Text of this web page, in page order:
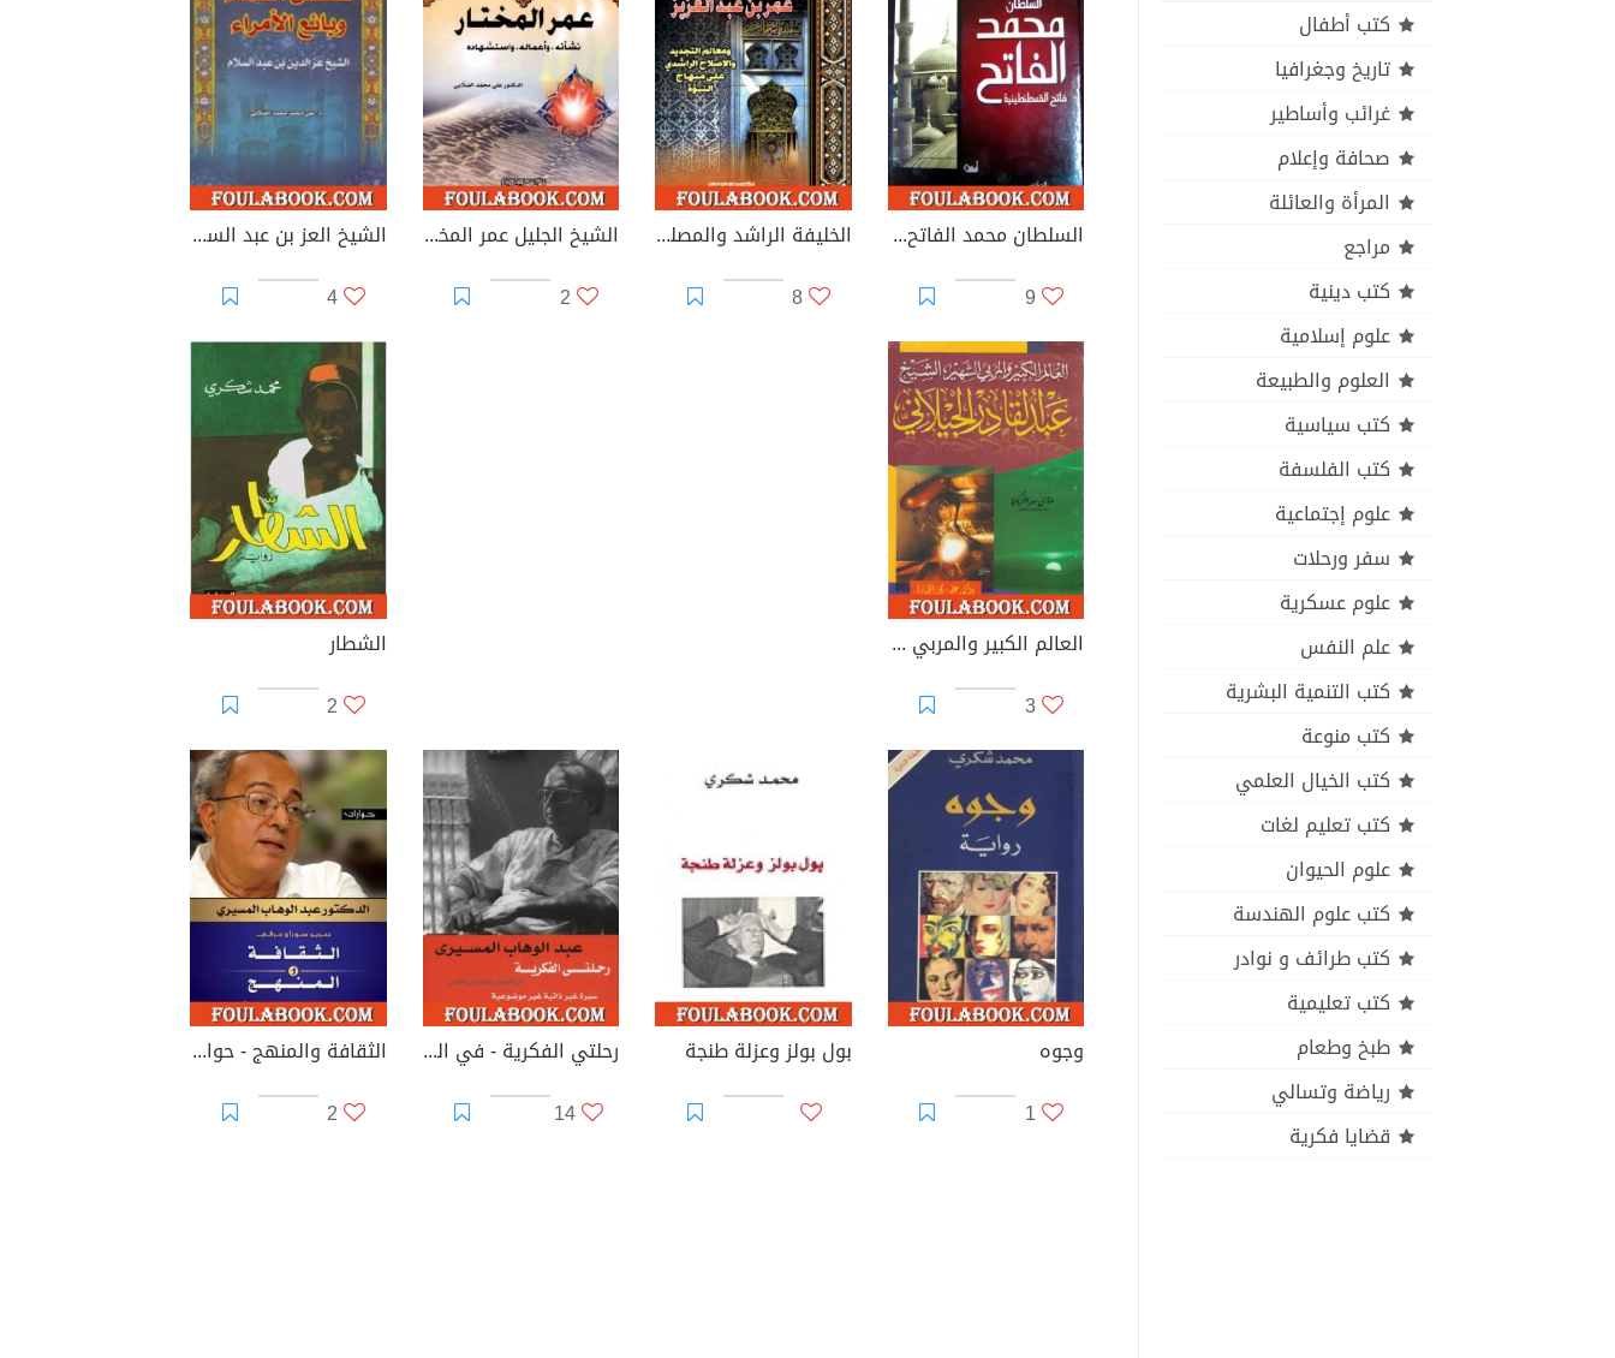
كتب أطفال
تاريخ وجغرافيا
غرائب وأساطير
صحافة وإعلام
المرأة والعائلة
مراجع
كتب دينية
علوم إسلامية
العلوم والطبيعة
كتب سياسية
كتب الفلسفة
علوم إجتماعية
سفر ورحلات
علوم عسكرية
علم النفس
كتب التنمية البشرية
كتب منوعة
كتب الخيال العلمي
كتب تعليم لغات
علوم الحيوان
كتب علوم الهندسة
كتب طرائف و نوادر
كتب تعليمية
طبخ وطعام
رياضة وتسالي
قضايا فكرية
السلطان محمد الفاتح - فاتح القسطنطينية
9
الخليفة الراشد والمصلح الكبير عمر بن عبد العزيز
8
الشيخ الجليل عمر المختار
2
الشيخ العز بن عبد السلام - سلطان العلماء وبائع الأمراء
4
العالم الكبير والمربي الشهير الشيخ عبد القادر الجيلاني
3
الشطار
2
وجوه
1
بول بولز وعزلة طنجة
رحلتي الفكرية - في البذور والجذور والثمر
14
الثقافة والمنهج - حوارات
2